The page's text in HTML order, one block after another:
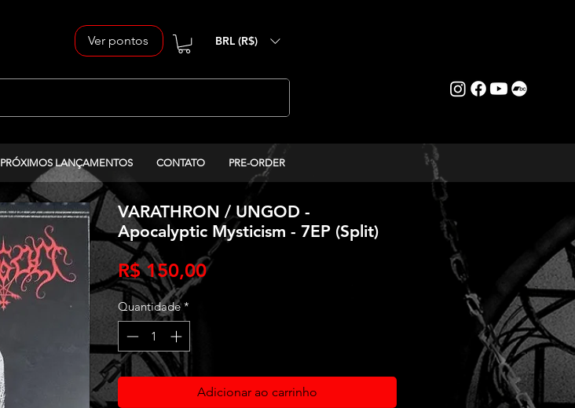
Ver pontos BRL (R$)
PRÓXIMOS LANÇAMENTOS CONTATO PRE-ORDER
VARATHRON / UNGOD -
Apocalyptic Mysticism - 7EP (Split)
R$ 150,00Preço
Quantidade *
Adicionar ao carrinho